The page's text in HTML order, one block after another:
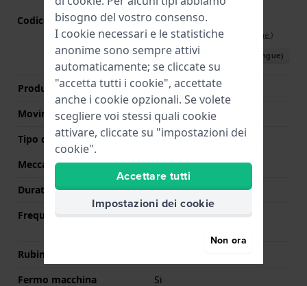
Codice Movimento
Y230-Y4A (Tuning Fork
Caliber 314) (Vedi specifiche )
Scarica il manuale (multilingue)
Produttore Movimento
Bulova
Movimento svizzero
No
Tipo di display
Analogico
Meccanismo
Quarzo
Durata della batteria
24 mesi
Frequenza
360 Hz Smooth seconds
Rubini
Fermo macchina
Si
bisogno del vostro consenso.
I cookie necessari e le statistiche
anonime sono sempre attivi
automaticamente; se cliccate su
"accetta tutti i cookie", accettate
anche i cookie opzionali. Se volete
scegliere voi stessi quali cookie
attivare, cliccate su "impostazioni dei
cookie".
Accettare tutti
Impostazioni dei cookie
Non ora